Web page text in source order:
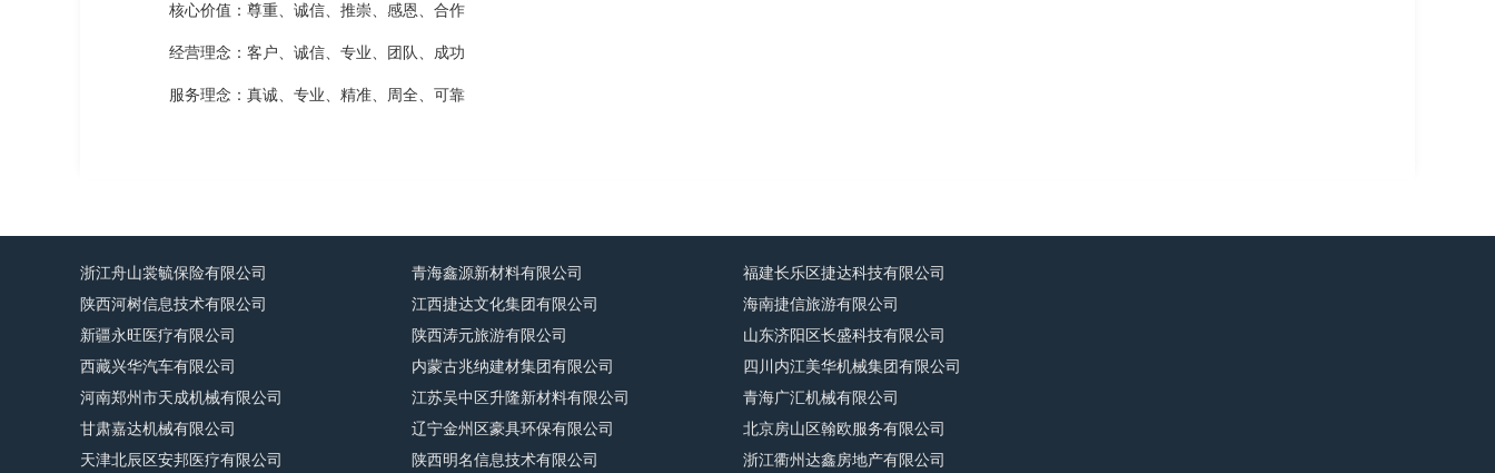
核心价值：尊重、诚信、推崇、感恩、合作
经营理念：客户、诚信、专业、团队、成功
服务理念：真诚、专业、精准、周全、可靠
浙江舟山裳毓保险有限公司 青海鑫源新材料有限公司
福建长乐区捷达科技有限公司
陕西河树信息技术有限公司
江西捷达文化集团有限公司
海南捷信旅游有限公司
新疆永旺医疗有限公司
陕西涛元旅游有限公司
山东济阳区长盛科技有限公司
西藏兴华汽车有限公司
内蒙古兆纳建材集团有限公司
四川内江美华机械集团有限公司
河南郑州市天成机械有限公司
江苏吴中区升隆新材料有限公司
青海广汇机械有限公司
甘肃嘉达机械有限公司
辽宁金州区豪具环保有限公司
北京房山区翰欧服务有限公司
天津北辰区安邦医疗有限公司
陕西明名信息技术有限公司 浙江衢州达鑫房地产有限公司